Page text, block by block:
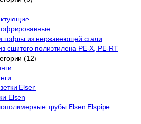
гофры из нержавеющей стали
сшитого полиэтилена PE-X, PE-RT
(12)
Elsen
Elsen
трубы Elsen Elspipe